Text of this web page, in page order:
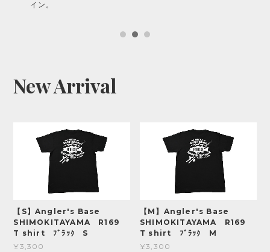
イン。
New Arrival
【S】Angler's Base
SHIMOKITAYAMA R169
T shirt ﾌﾞﾗｯｸ S
¥3,300
【M】Angler's Base
SHIMOKITAYAMA R169
T shirt ﾌﾞﾗｯｸ M
¥3,300